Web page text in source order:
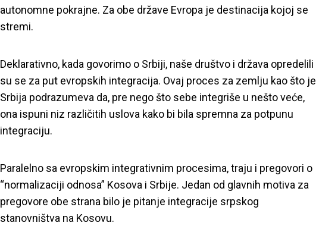
autonomne pokrajne. Za obe države Evropa je destinacija kojoj se
stremi.
Deklarativno, kada govorimo o Srbiji, naše društvo i država opredelili
su se za put evropskih integracija. Ovaj proces za zemlju kao što je
Srbija podrazumeva da, pre nego što sebe integriše u nešto veće,
ona ispuni niz različitih uslova kako bi bila spremna za potpunu
integraciju.
Paralelno sa evropskim integrativnim procesima, traju i pregovori o
“normalizaciji odnosa” Kosova i Srbije. Jedan od glavnih motiva za
pregovore obe strana bilo je pitanje integracije srpskog
stanovništva na Kosovu.